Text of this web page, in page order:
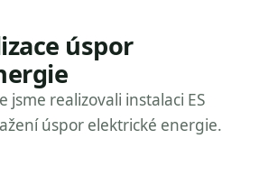
úspor
jsme realizovali instalaci ES
úspor elektrické energie.